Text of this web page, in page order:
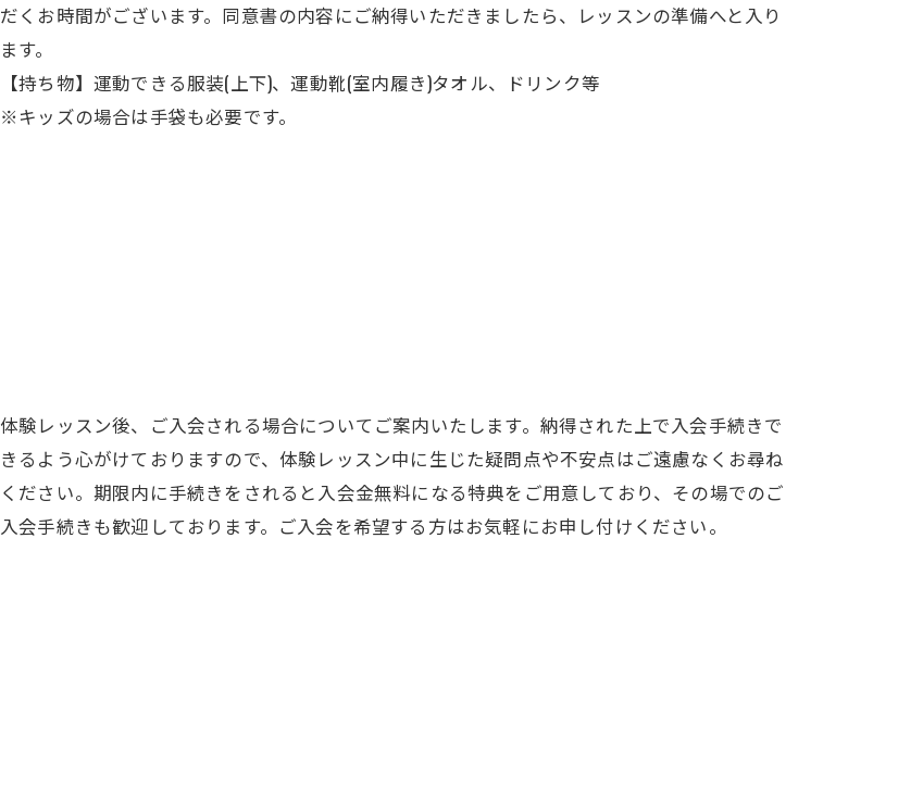
だくお時間がございます。同意書の内容にご納得いただきましたら、レッスンの準備へと入り
ます。
【持ち物】運動できる服装(上下)、運動靴(室内履き)タオル、ドリンク等
※キッズの場合は手袋も必要です。
体験レッスン後、ご入会される場合についてご案内いたします。納得された上で入会手続きで
きるよう心がけておりますので、体験レッスン中に生じた疑問点や不安点はご遠慮なくお尋ね
ください。期限内に手続きをされると入会金無料になる特典をご用意しており、その場でのご
入会手続きも歓迎しております。ご入会を希望する方はお気軽にお申し付けください。